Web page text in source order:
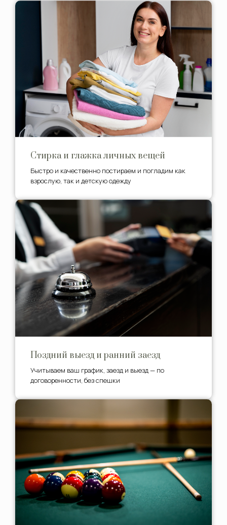
Стирка и глажка личных вещей
Быстро и качественно постираем и погладим как
взрослую, так и детскую одежду
Поздний выезд и ранний заезд
Учитываем ваш график, заезд и выезд — по
договоренности, без спешки